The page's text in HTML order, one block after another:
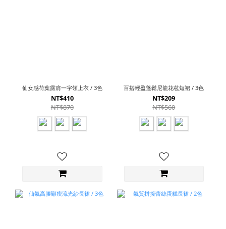
仙女感荷葉露肩一字領上衣 / 3色
NT$410
NT$870
百搭輕盈蓬鬆尼龍花苞短裙 / 3色
NT$209
NT$560